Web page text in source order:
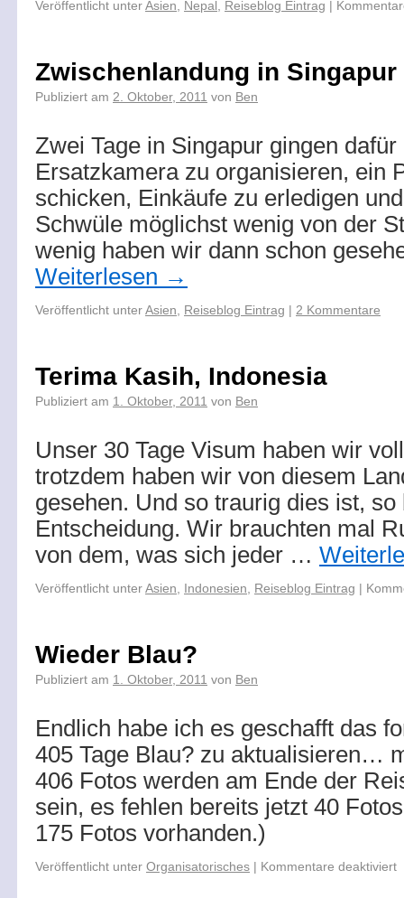
Veröffentlicht unterAsien Nepal Reiseblog Eintrag |
Zwischenlandung in Singapur
Publiziert am 2. Oktober, 2011 von Ben
Zwei Tage in Singapur gingen
Ersatzkamera zu organisieren, ein
schicken, Einkäufe zu erledigen
Schwüle möglichst wenig von der
wenig haben wir dann schon
Weiterlesen →
Veröffentlicht unterAsien Reiseblog Eintrag | 2 Kommentare
Terima Kasih, Indonesia
Publiziert am 1. Oktober, 2011 von Ben
Unser 30 Tage Visum haben wir
trotzdem haben wir von diesem
gesehen. Und so traurig dies ist,
Entscheidung. Wir brauchten mal
von dem, was sich jeder …
Veröffentlicht unterAsien Indonesien Reiseblog Eintrag |
Wieder Blau?
Publiziert am 1. Oktober, 2011 von Ben
Endlich habe ich es geschafft das
405 Tage Blau? zu aktualisieren…
406 Fotos werden am Ende der
sein, es fehlen bereits jetzt 40
175 Fotos vorhanden.)
Veröffentlicht unter Organisatorisches | Kommentare deaktiviert